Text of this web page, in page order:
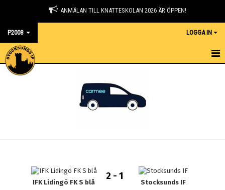
ANMÄLAN TILL KNATTESKOLAN 2026 ÄR ÖPPEN!
P2008 LOGGA IN
HEM
BILDGALLERIIFK Lidingö FK S blå
2 - 1
Stocksunds IF